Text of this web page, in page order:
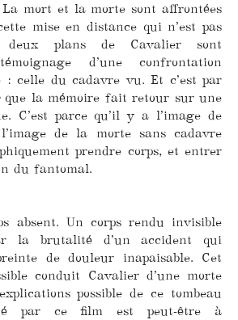
mort et la morte sont affrontées
mise en distance qui n’est pas
deux plans de Cavalier sont
d’une confrontation
: celle du cadavre vu. Et c’est par
que la mémoire fait retour sur une
C’est parce qu’il y a l’image de
de la morte sans cadavre
prendre corps, et entrer
du fantomal.
absent. Un corps rendu invisible
la brutalité d’un accident qui
de douleur inapaisable. Cet
conduit Cavalier d’une morte
possible de ce tombeau
par ce film est peut-être à